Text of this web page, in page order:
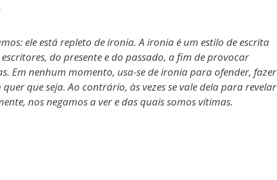
ele está repleto de ironia. A ironia é um estilo de escrita
do presente e do passado, a fim de provocar
Em nenhum momento, usa-se de ironia para ofender, fazer
que seja. Ao contrário, às vezes se vale dela para revelar
nos negamos a ver e das quais somos vítimas.